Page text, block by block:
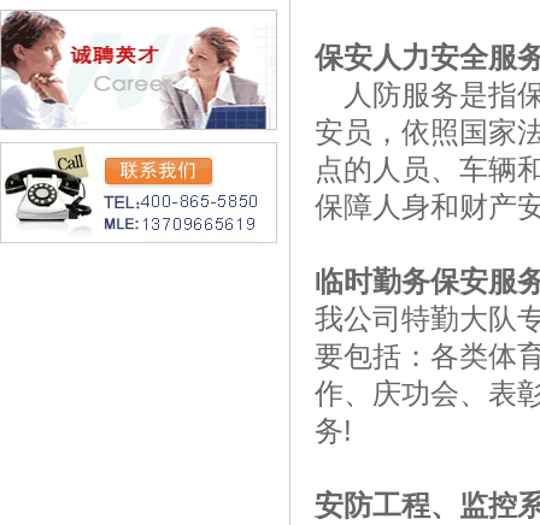
保安人力安全服
人防服务是指
安员，依照国家
点的人员、车辆
保障人身和财产
临时勤务保安服
我公司特勤大队
要包括：各类体
作、庆功会、表
务!
安防工程、监控